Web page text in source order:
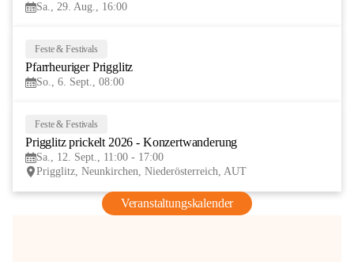
Sa., 29. Aug., 16:00
Feste & Festivals
Pfarrheuriger Prigglitz
So., 6. Sept., 08:00
Feste & Festivals
Prigglitz prickelt 2026 - Konzertwanderung
Sa., 12. Sept., 11:00 - 17:00
Prigglitz, Neunkirchen, Niederösterreich, AUT
Veranstaltungskalender